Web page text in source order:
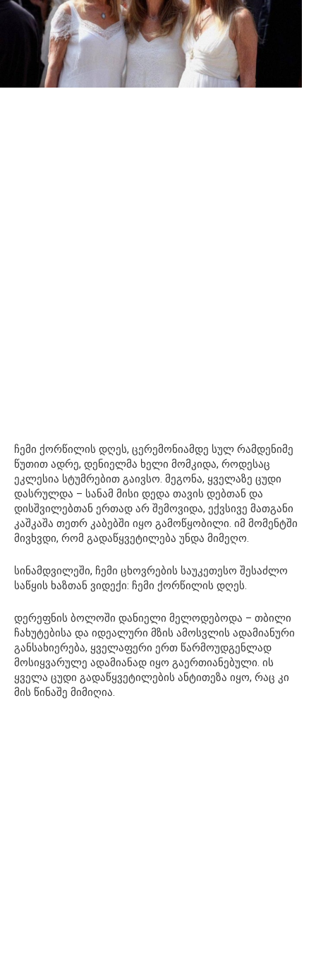
ჩემი ქორწილის დღეს, ცერემონიამდე სულ რამდენიმე
წუთით ადრე, დენიელმა ხელი მომკიდა, როდესაც
ეკლესია სტუმრებით გაივსო. მეგონა, ყველაზე ცუდი
დასრულდა – სანამ მისი დედა თავის დებთან და
დისშვილებთან ერთად არ შემოვიდა, ექვსივე მათგანი
კაშკაშა თეთრ კაბებში იყო გამოწყობილი. იმ მომენტში
მივხვდი, რომ გადაწყვეტილება უნდა მიმეღო.
სინამდვილეში, ჩემი ცხოვრების საუკეთესო შესაძლო
საწყის ხაზთან ვიდექი: ჩემი ქორწილის დღეს.
დერეფნის ბოლოში დანიელი მელოდებოდა – თბილი
ჩახუტებისა და იდეალური მზის ამოსვლის ადამიანური
განსახიერება, ყველაფერი ერთ წარმოუდგენლად
მოსიყვარულე ადამიანად იყო გაერთიანებული. ის
ყველა ცუდი გადაწყვეტილების ანტითეზა იყო, რაც კი
მის წინაშე მიმიღია.